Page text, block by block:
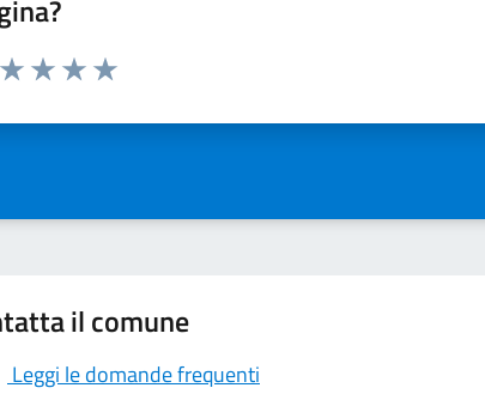
da 1 a 5 stelle la pagina
il comune
Leggi le domande frequenti